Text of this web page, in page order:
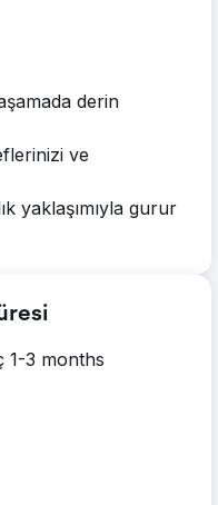
derin
ve
yaklaşımıyla gurur
1-3 months